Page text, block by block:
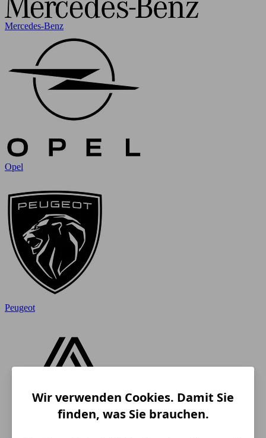
Mercedes-Benz
Opel
Peugeot
Wir verwenden Cookies. Damit Sie
finden, was Sie brauchen.